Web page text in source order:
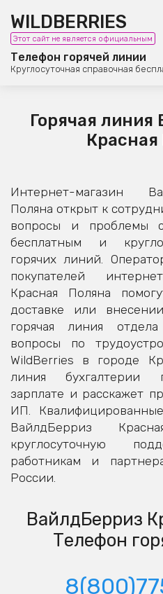
WILDBERRIES
Этот сайт не является официальным
Телефон горячей линии
Круглосуточная справочная
8 (800)
Бесплатная
Горячая линия
Интернет-магазин
Поляна открыт к
вопросы и проблемы
бесплатным и
горячих линий.
покупателей
Красная Поляна
доставке или
горячая линия
вопросы по
WildBerries в городе
линия бухгалтерии
зарплате и расскажет
ИП.
ВайлдБерриз
круглосуточную
работникам и
России.
ВайлдБерриз
Телефон